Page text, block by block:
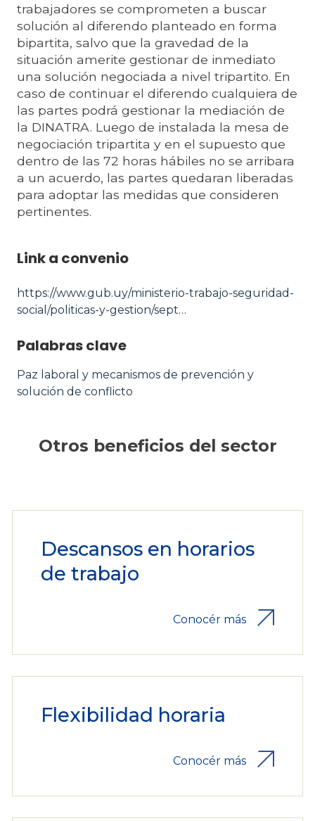
trabajadores se comprometen a buscar
solución al diferendo planteado en forma
bipartita, salvo que la gravedad de la
situación amerite gestionar de inmediato
una solución negociada a nivel tripartito. En
caso de continuar el diferendo cualquiera de
las partes podrá gestionar la mediación de
la DINATRA. Luego de instalada la mesa de
negociación tripartita y en el supuesto que
dentro de las 72 horas hábiles no se arribara
a un acuerdo, las partes quedaran liberadas
para adoptar las medidas que consideren
pertinentes.
Link a convenio
https://www.gub.uy/ministerio-trabajo-seguridad-
social/politicas-y-gestion/sept…
Palabras clave
Paz laboral y mecanismos de prevención y
solución de conflicto
Otros beneficios del sector
Descansos en horarios
de trabajo
Conocér más
Flexibilidad horaria
Conocér más